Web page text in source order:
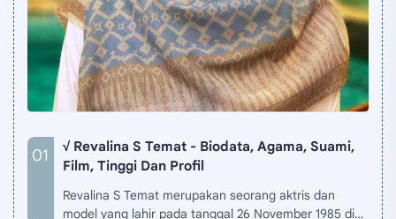
√ Revalina S Temat - Biodata, Agama, Suami,
Film, Tinggi Dan Profil
Revalina S Temat merupakan seorang aktris dan
model yang lahir pada tanggal 26 November 1985 di